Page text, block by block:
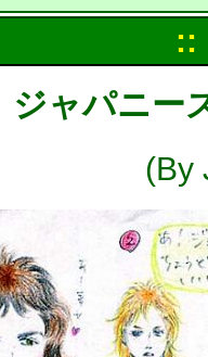
::
ジャパニー
(By